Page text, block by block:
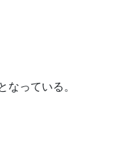
なっている。